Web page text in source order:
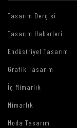
Tasarım Dergisi
Tasarım Haberleri
Endüstriyel Tasarım
Grafik Tasarım
İç Mimarlık
Mimarlık
Moda Tasarım